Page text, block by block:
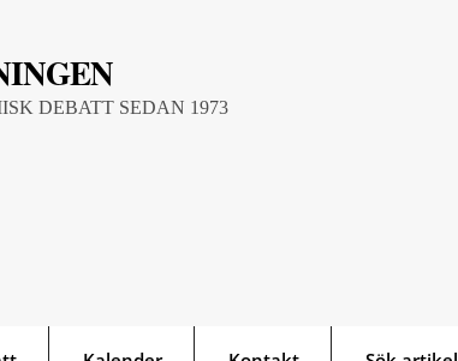
DEBATT SEDAN 1973